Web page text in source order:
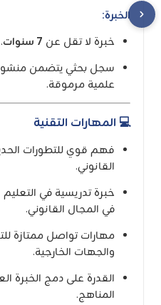
الخبرة:
خبرة لا تقل عن 7 سنوات
.
سجل بحثي يتضمن
علمية مرموقة.
💻 المهارات التقنية
فهم قوي للتطورات
القانوني.
خبرة تدريسية في
في المجال القانوني.
مهارات تواصل ممتازة
والجهات الخارجية.
القدرة على دمج الخبرة
المناهج.